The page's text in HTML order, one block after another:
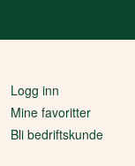
Logg inn
Mine favoritter
Bli bedriftskunde